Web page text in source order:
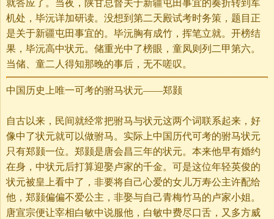
就答应了。当夜，陕甘总督关于新疆屯田事宜的奏折转到军
机处，毕沅详加研读。没想到第二天殿试考时务策，题目正
是关于新疆屯田事宜的。毕沅胸有成竹，挥笔立就。开榜结
果，毕沅高中状元。储重光中了榜眼，童凤则列二甲第六。
当储、童二人得知那晚的事后，无不嗟叹。
中国历史上唯一可考的驸马状元——郑颢
自古以来，民间就经常把驸马与状元这两个词联系起来，好
像中了状元就可以做驸马。实际上中国历代可考的驸马状元
只有郑颢一位。郑颢是唐会昌三年的状元。本来他早有婚约
在身，中状元后打算迎娶卢家的千金。可是这位年轻英俊的
状元被皇上看中了，非要将自己心爱的女儿万寿公主许配给
他，郑颢偏偏不爱公主，非娶与自己青梅竹马的卢家小姐。
唐宣宗便让宰相白敏中说服他，白敏中费尽口舌，又多方威